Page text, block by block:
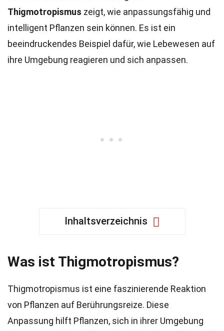
Thigmotropismus zeigt, wie anpassungsfähig und
intelligent Pflanzen sein können. Es ist ein
beeindruckendes Beispiel dafür, wie Lebewesen auf
ihre Umgebung reagieren und sich anpassen.
Inhaltsverzeichnis
Was ist Thigmotropismus?
Thigmotropismus ist eine faszinierende Reaktion
von Pflanzen auf Berührungsreize. Diese
Anpassung hilft Pflanzen, sich in ihrer Umgebung